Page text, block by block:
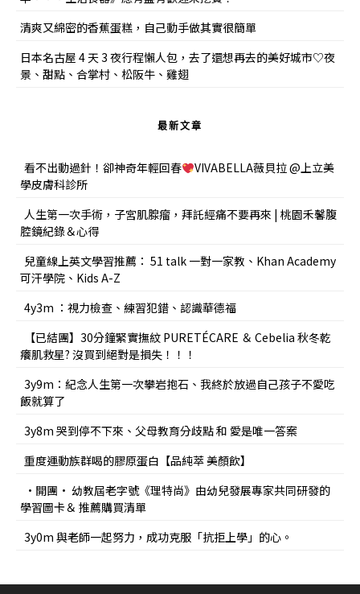
清爽又綿密的香蕉蛋糕，自己動手做其實很簡單
日本名古屋 4 天 3 夜行程懶人包，去了還想再去的美好城市♡夜
景、甜點、合掌村、松阪牛、雞翅
最新文章
看不出動過針！卻神奇年輕回春
VIVABELLA薇貝拉 @上立美
學皮膚科診所
人生第一次手術，子宮肌腺瘤，拜託經痛不要再來 | 桃園禾馨腹
腔鏡紀錄＆心得
兒童線上英文學習推薦： 51 talk 一對一家教、Khan Academy
可汗學院、Kids A-Z
4y3m ：視力檢查、練習犯錯、認識華德福
【已結團】30分鐘緊實撫紋 PURETÉCARE ＆ Cebelia 秋冬乾
癢肌救星? 沒買到絕對是損失！！！
3y9m：紀念人生第一次攀岩抱石、我終於放過自己孩子不愛吃
飯就算了
3y8m 哭到停不下來、父母教育分歧點 和 愛是唯一答案
重度運動族群喝的膠原蛋白【品純萃 美顏飲】
•開團• 幼教屆老字號《理特尚》由幼兒發展專家共同研發的
學習圖卡＆ 推薦購買清單
3y0m 與老師一起努力，成功克服「抗拒上學」的心。